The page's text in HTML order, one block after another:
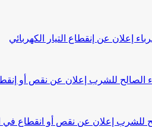
إعلان عن إنقطاع التيار الكهربائي
الصالح للشرب إعلان عن نقص أو
للشرب إعلان عن نقص أو انقطاع في